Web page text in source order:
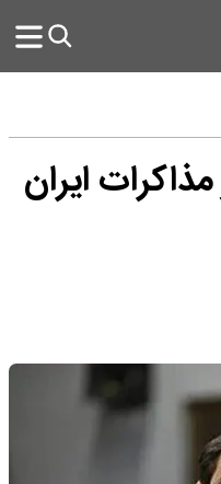
ایران